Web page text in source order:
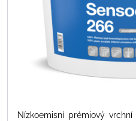
Nízkoemisní prémiový